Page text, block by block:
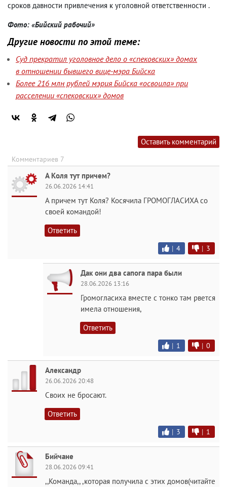
сроков давности привлечения к уголовной ответственности .
Фото: «Бийский рабочий»
Другие новости по этой теме:
Суд прекратил уголовное дело о «спековских» домах
в отношении бывшего вице-мэра Бийска
Более 216 млн рублей мэрия Бийска «освоила» при
расселении «спековских» домов
Оставить комментарий
Комментариев 7
А Коля тут причем?
26.06.2026 14:41
А причем тут Коля? Косячила ГРОМОГЛАСИХА со
своей командой!
Ответить
| 4 | 3
Дак они два сапога пара были
28.06.2026 13:16
Громогласиха вместе с тонко там рвется
имела отношения,
Ответить
| 1 | 0
Александр
26.06.2026 20:48
Своих не бросают.
Ответить
| 3 | 1
Бийчане
28.06.2026 09:41
,,Команда,, ,которая получила с этих домов(читайте